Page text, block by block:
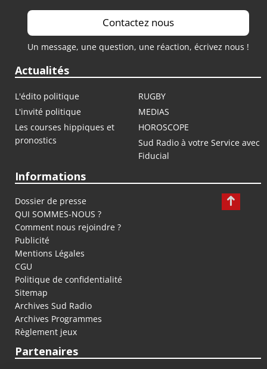
Contactez nous
Un message, une question, une réaction, écrivez nous !
Actualités
L'édito politique
RUGBY
L'invité politique
MEDIAS
Les courses hippiques et
pronostics
HOROSCOPE
Sud Radio à votre Service avec
Fiducial
Informations
Dossier de presse
QUI SOMMES-NOUS ?
Comment nous rejoindre ?
Publicité
Mentions Légales
CGU
Politique de confidentialité
Sitemap
Archives Sud Radio
Archives Programmes
Règlement jeux
Partenaires